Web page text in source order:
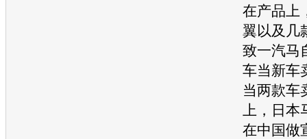
在产品上
翼以及几
致一汽马
车当新车
当两款车
上，日本
在中国做